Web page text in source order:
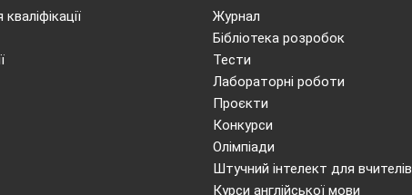
Журнал
Бібліотека розробок
Тести
Лабораторні роботи
Проєкти
Конкурси
Олімпіади
Штучний інтелект для вчителів
Курси англійської мови